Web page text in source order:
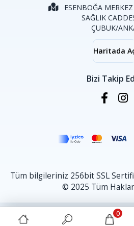
ESENBOĞA
SAĞLIK
ÇUBUK/
Haritada
Bizi Takip
Tüm bilgileriniz 256bit SSL
© 2025 Tüm
0